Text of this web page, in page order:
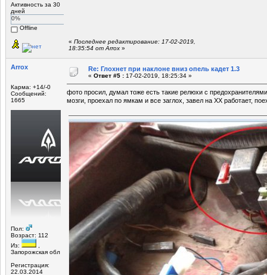
Активность за 30
дней
0%
Offline
« Последнее редактирование: 17-02-2019,
18:35:54 от Arrox »
Arrox
Карма: +14/-0
Сообщений:
1665
Пол:
Возраст: 112
Из:
Запорожская обл
Регистрация:
22.03.2014
Re: Глохнет при наклоне вниз опель кадет 1.3
« Ответ #5 : 17-02-2019, 18:25:34 »
фото просил, думал тоже есть такие релюхи с
мозги, проехал по ямкам и все заглох, завел на ХХ работает,